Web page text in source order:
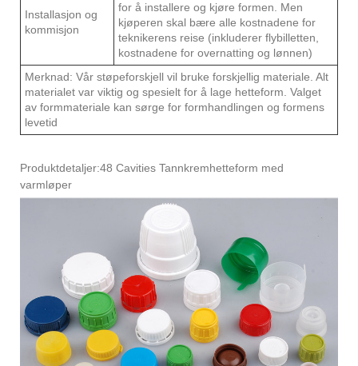
Installasjon og
kommisjon
for å installere og kjøre formen. Men
kjøperen skal bære alle kostnadene for
teknikerens reise (inkluderer flybilletten,
kostnadene for overnatting og lønnen)
Merknad: Vår støpeforskjell vil bruke forskjellig materiale. Alt
materialet var viktig og spesielt for å lage hetteform. Valget
av formmateriale kan sørge for formhandlingen og formens
levetid
Produktdetaljer:48 Cavities Tannkremhetteform med
varmløper